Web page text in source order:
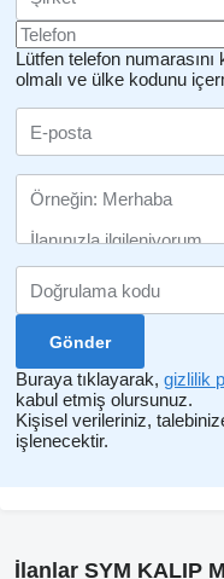
Lütfen telefon
olmalı ve ülke kodunu
Buraya tıklayarak, gizlilik
kabul etmiş olursunuz.
Kişisel verileriniz,
işlenecektir.
İlanlar SYM KALIP